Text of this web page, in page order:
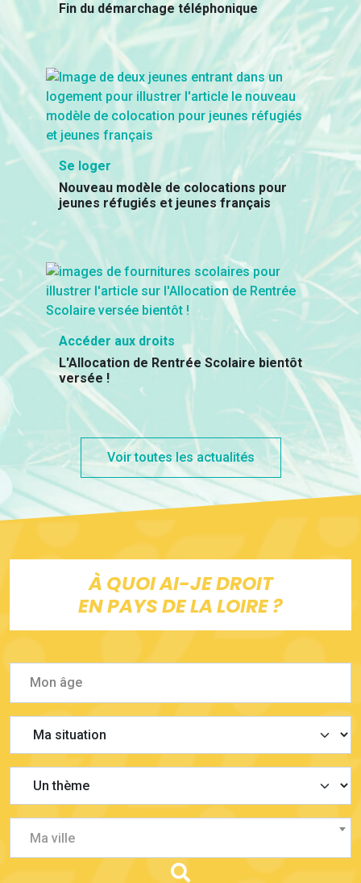
Fin du démarchage téléphonique
Se loger
Nouveau modèle de colocations pour
jeunes réfugiés et jeunes français
Accéder aux droits
L'Allocation de Rentrée Scolaire bientôt
versée !
Voir toutes les actualités
À QUOI AI-JE DROIT
EN PAYS DE LA LOIRE ?
Ma ville